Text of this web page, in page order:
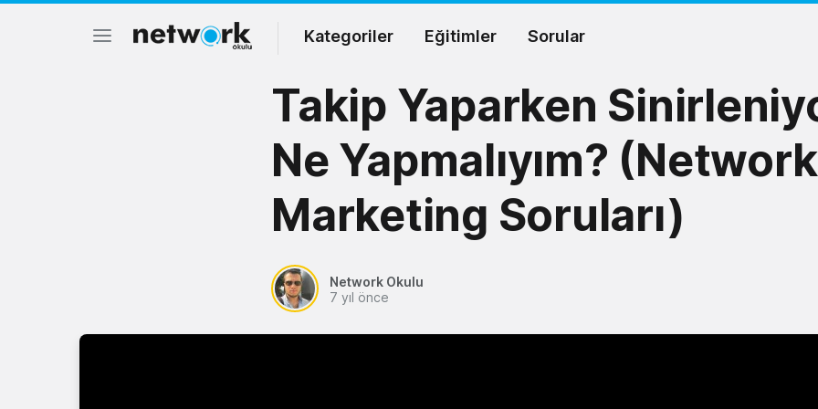
Kategoriler Eğitimler Sorular
Takip Yaparken
Ne Yapmalıyım? (Network
Marketing Soruları)
Network Okulu
7 yıl önce